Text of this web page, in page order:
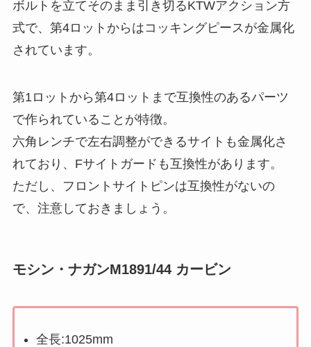
ボルトを立てそのまま引き切るKTWアクション方
式で、第4ロットからはコッキングピースが金属化
されています。
第1ロットから第4ロットまで互換性のあるパーツ
で作られていることが特徴。
六角レンチで左右調整ができるサイトも金属化さ
れており、Fサイトガードも互換性があります。
ただし、フロントサイトピンは互換性がないの
で、注意しておきましょう。
モシン・ナガンM1891/44 カービン
全長:1025mm